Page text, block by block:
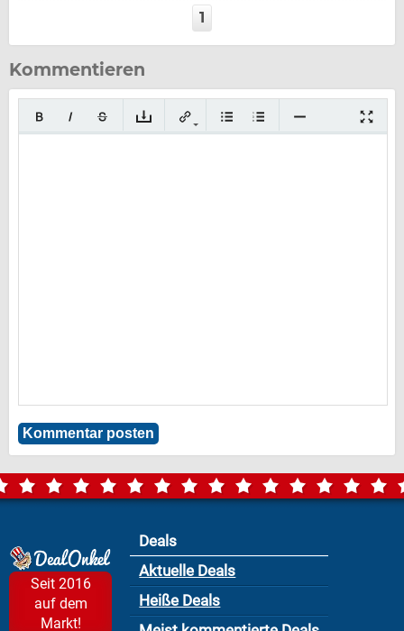
1
Kommentieren
Seit 2016
auf dem
Markt!
Deals
Aktuelle Deals
Heiße Deals